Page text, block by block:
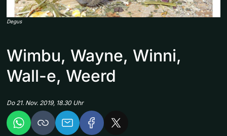
Degus
Wimbu, Wayne, Winni,
Wall-e, Weerd
Do 21. Nov. 2019, 18.30 Uhr